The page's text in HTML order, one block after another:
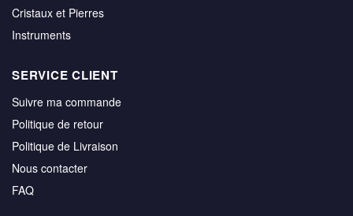
Cristaux et Pierres
Instruments
SERVICE CLIENT
Suivre ma commande
Politique de retour
Politique de Livraison
Nous contacter
FAQ